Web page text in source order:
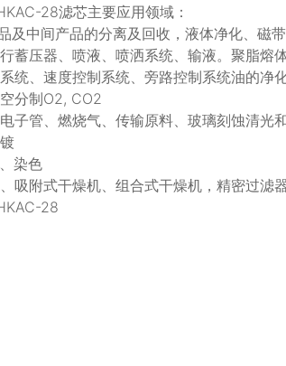
28滤芯主要应用领域：
及中间产品的分离及回收，液体净化、磁
蓄压器、喷液、喷洒系统、输液。聚脂熔
统、速度控制系统、旁路控制系统油的净
分制O2, CO2
子管、燃烧气、传输原料、玻璃刻蚀清
染色
吸附式干燥机、组合式干燥机，精密过滤
28